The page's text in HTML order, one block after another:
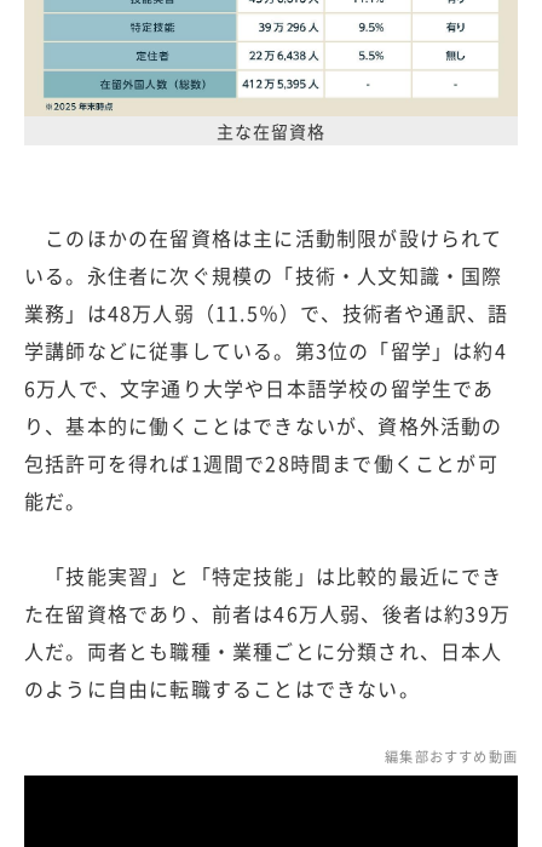
主な在留資格
このほかの在留資格は主に活動制限が設けられて
いる。永住者に次ぐ規模の「技術・人文知識・国際
業務」は48万人弱（11.5％）で、技術者や通訳、語
学講師などに従事している。第3位の「留学」は約4
6万人で、文字通り大学や日本語学校の留学生であ
り、基本的に働くことはできないが、資格外活動の
包括許可を得れば1週間で28時間まで働くことが可
能だ。
「技能実習」と「特定技能」は比較的最近にでき
た在留資格であり、前者は46万人弱、後者は約39万
人だ。両者とも職種・業種ごとに分類され、日本人
のように自由に転職することはできない。
編集部おすすめ動画